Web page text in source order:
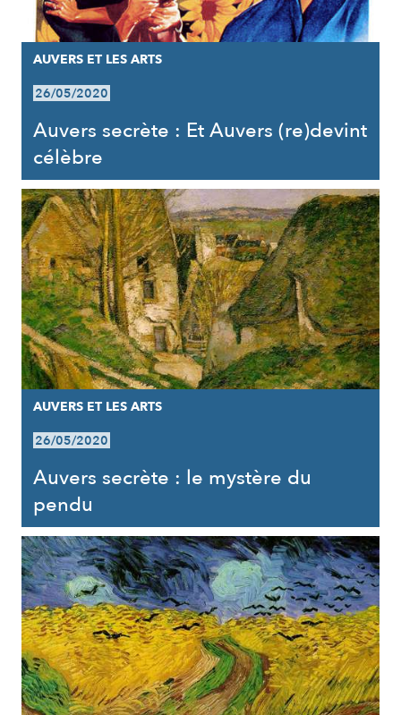
AUVERS ET LES ARTS
26/05/2020
Auvers secrète : Et Auvers (re)devint
célèbre
AUVERS ET LES ARTS
26/05/2020
Auvers secrète : le mystère du
pendu